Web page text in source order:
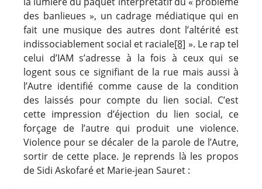
des banlieues », un cadrage médiatique qui en
fait une musique des autres dont l’altérité est
indissociablement social et raciale[8] ». Le rap tel
celui d’IAM s’adresse à la fois à ceux qui se
logent sous ce signifiant de la rue mais aussi à
l’Autre identifié comme cause de la condition
des laissés pour compte du lien social. C’est
cette impression d’éjection du lien social, ce
forçage de l’autre qui produit une violence.
Violence pour se décaler de la parole de l’Autre,
sortir de cette place. Je reprends là les propos
de Sidi Askofaré et Marie-jean Sauret :